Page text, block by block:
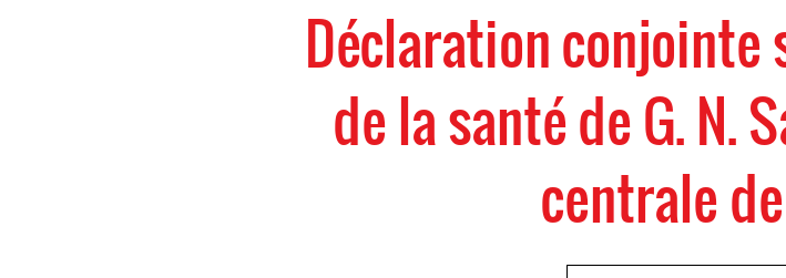
Déclaration
de la santé de G. N.
centrale